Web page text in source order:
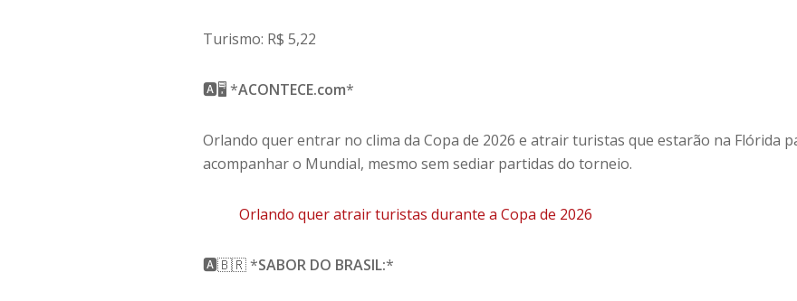
Turismo: R$ 5,22
🅰️🖥 *ACONTECE.com*
Orlando quer entrar no clima da Copa de 2026 e atrair turistas que estarão na Flórida
acompanhar o Mundial, mesmo sem sediar partidas do torneio.
Orlando quer atrair turistas durante a Copa de 2026
🅰️🇧🇷 *SABOR DO BRASIL:*